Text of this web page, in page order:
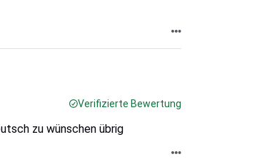
Verifizierte Bewertung
zu wünschen übrig